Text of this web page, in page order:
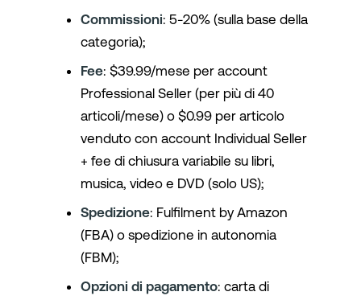
Commissioni: 5-20% (sulla base della
categoria);
Fee: $39.99/mese per account
Professional Seller (per più di 40
articoli/mese) o $0.99 per articolo
venduto con account Individual Seller
+ fee di chiusura variabile su libri,
musica, video e DVD (solo US);
Spedizione: Fulfilment by Amazon
(FBA) o spedizione in autonomia
(FBM);
Opzioni di pagamento: carta di